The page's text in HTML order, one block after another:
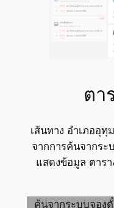
ตา
เส้นทาง อำเภออุ
จากการค้นจากระ
แสดงข้อมูล ตารา
ค้นจากระบบจอง